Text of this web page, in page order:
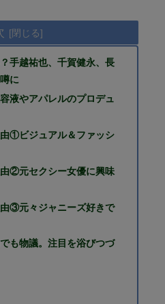
手越祐也、千賀健永、長
に
液やアパレルのプロデュ
①ビジュアル＆ファッシ
②元セクシー女優に興味
③元々ジャニーズ好きで
も物議。注目を浴びつづ